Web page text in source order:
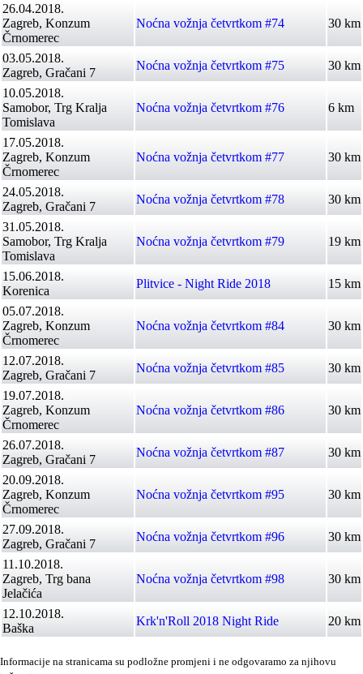
26.04.2018.
Zagreb, Konzum
Črnomerec
Noćna vožnja četvrtkom #74 30 km
03.05.2018.
Zagreb, Gračani 7
Noćna vožnja četvrtkom #75
30 km
10.05.2018.
Samobor, Trg Kralja
Tomislava
Noćna vožnja četvrtkom #76 6 km
17.05.2018.
Zagreb, Konzum
Črnomerec
Noćna vožnja četvrtkom #77 30 km
24.05.2018.
Zagreb, Gračani 7
Noćna vožnja četvrtkom #78
30 km
31.05.2018.
Samobor, Trg Kralja
Tomislava
Noćna vožnja četvrtkom #79 19 km
15.06.2018.
Korenica
Plitvice - Night Ride 2018
15 km
05.07.2018.
Zagreb, Konzum
Črnomerec
Noćna vožnja četvrtkom #84 30 km
12.07.2018.
Zagreb, Gračani 7
Noćna vožnja četvrtkom #85
30 km
19.07.2018.
Zagreb, Konzum
Črnomerec
Noćna vožnja četvrtkom #86 30 km
26.07.2018.
Zagreb, Gračani 7
Noćna vožnja četvrtkom #87
30 km
20.09.2018.
Zagreb, Konzum
Črnomerec
Noćna vožnja četvrtkom #95 30 km
27.09.2018.
Zagreb, Gračani 7
Noćna vožnja četvrtkom #96
30 km
11.10.2018.
Zagreb, Trg bana
Jelačića
Noćna vožnja četvrtkom #98 30 km
12.10.2018.
Baška
Krk'n'Roll 2018 Night Ride 20 km
Informacije na stranicama su podložne promjeni i ne odgovaramo za njihovu